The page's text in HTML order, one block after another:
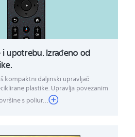
upotrebu. Izrađeno od
kompaktni daljinski upravljač
plastike. Upravlja povezanim
s poliur...